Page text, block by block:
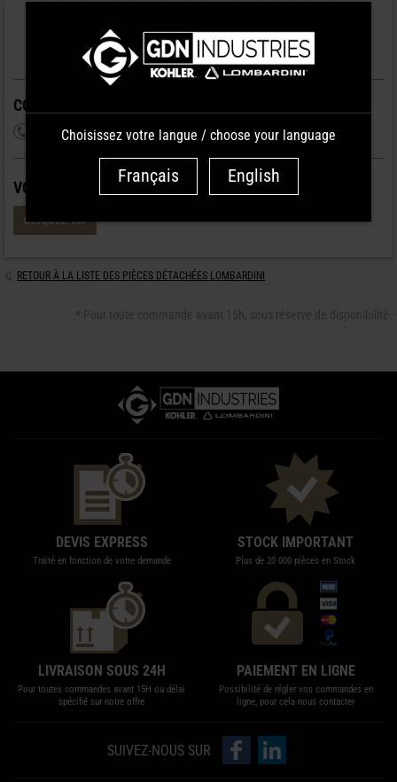
VOS PIÈCES LIVRÉES
SOUS 24H*
COMMANDE MAGASIN :
+33 (0)4 74 65 42 09
VOUS CHERCHEZ UN PRODUIT SIMILAIRE ?
CLIQUEZ-ICI
RETOUR À LA LISTE DES PIÈCES DÉTACHÉES LOMBARDINI
* Pour toute commande avant 15h, sous réserve de disponibilité.
DEVIS EXPRESS
Traité en fonction de votre demande
STOCK IMPORTANT
Plus de 20 000 pièces en Stock
LIVRAISON SOUS 24H
Pour toutes commandes avant 15H ou délai
spécifié sur notre offre
PAIEMENT EN LIGNE
Possibilité de régler vos commandes en
ligne, pour cela nous contacter
SUIVEZ-NOUS SUR
Suivez-nous sur Facebook
Suivez-nous sur LinkedIn
Choisissez votre langue / choose your language
Français English